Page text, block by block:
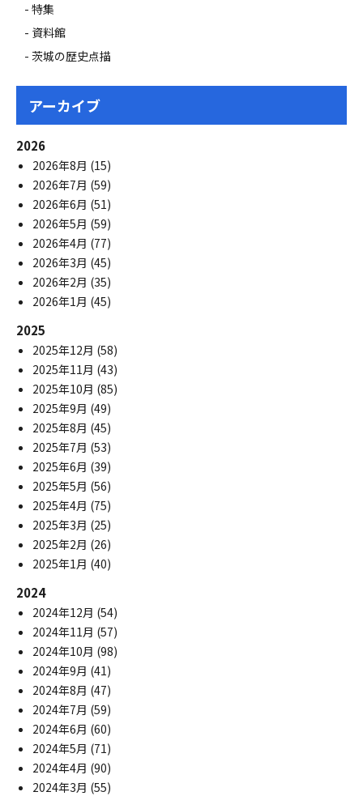
特集
資料館
茨城の歴史点描
アーカイブ
2026
2026年8月 (15)
2026年7月 (59)
2026年6月 (51)
2026年5月 (59)
2026年4月 (77)
2026年3月 (45)
2026年2月 (35)
2026年1月 (45)
2025
2025年12月 (58)
2025年11月 (43)
2025年10月 (85)
2025年9月 (49)
2025年8月 (45)
2025年7月 (53)
2025年6月 (39)
2025年5月 (56)
2025年4月 (75)
2025年3月 (25)
2025年2月 (26)
2025年1月 (40)
2024
2024年12月 (54)
2024年11月 (57)
2024年10月 (98)
2024年9月 (41)
2024年8月 (47)
2024年7月 (59)
2024年6月 (60)
2024年5月 (71)
2024年4月 (90)
2024年3月 (55)